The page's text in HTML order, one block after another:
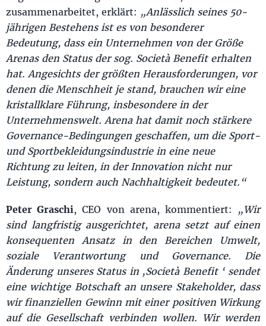
zusammenarbeitet, erklärt: „Anlässlich seines 50-
jährigen Bestehens ist es von besonderer
Bedeutung, dass ein Unternehmen von der Größe
Arenas den Status der sog. Società Benefit erhalten
hat. Angesichts der größten Herausforderungen, vor
denen die Menschheit je stand, brauchen wir eine
kristallklare Führung, insbesondere in der
Unternehmenswelt. Arena hat damit noch stärkere
Governance-Bedingungen geschaffen, um die Sport-
und Sportbekleidungsindustrie in eine neue
Richtung zu leiten, in der Innovation nicht nur
Leistung, sondern auch Nachhaltigkeit bedeutet.“
Peter Graschi, CEO von arena, kommentiert: „Wir
sind langfristig ausgerichtet, arena setzt auf einen
konsequenten Ansatz in den Bereichen Umwelt,
soziale Verantwortung und Governance. Die
Änderung unseres Status in ‚Società Benefit ‘ sendet
eine wichtige Botschaft an unsere Stakeholder, dass
wir finanziellen Gewinn mit einer positiven Wirkung
auf die Gesellschaft verbinden wollen. Wir werden